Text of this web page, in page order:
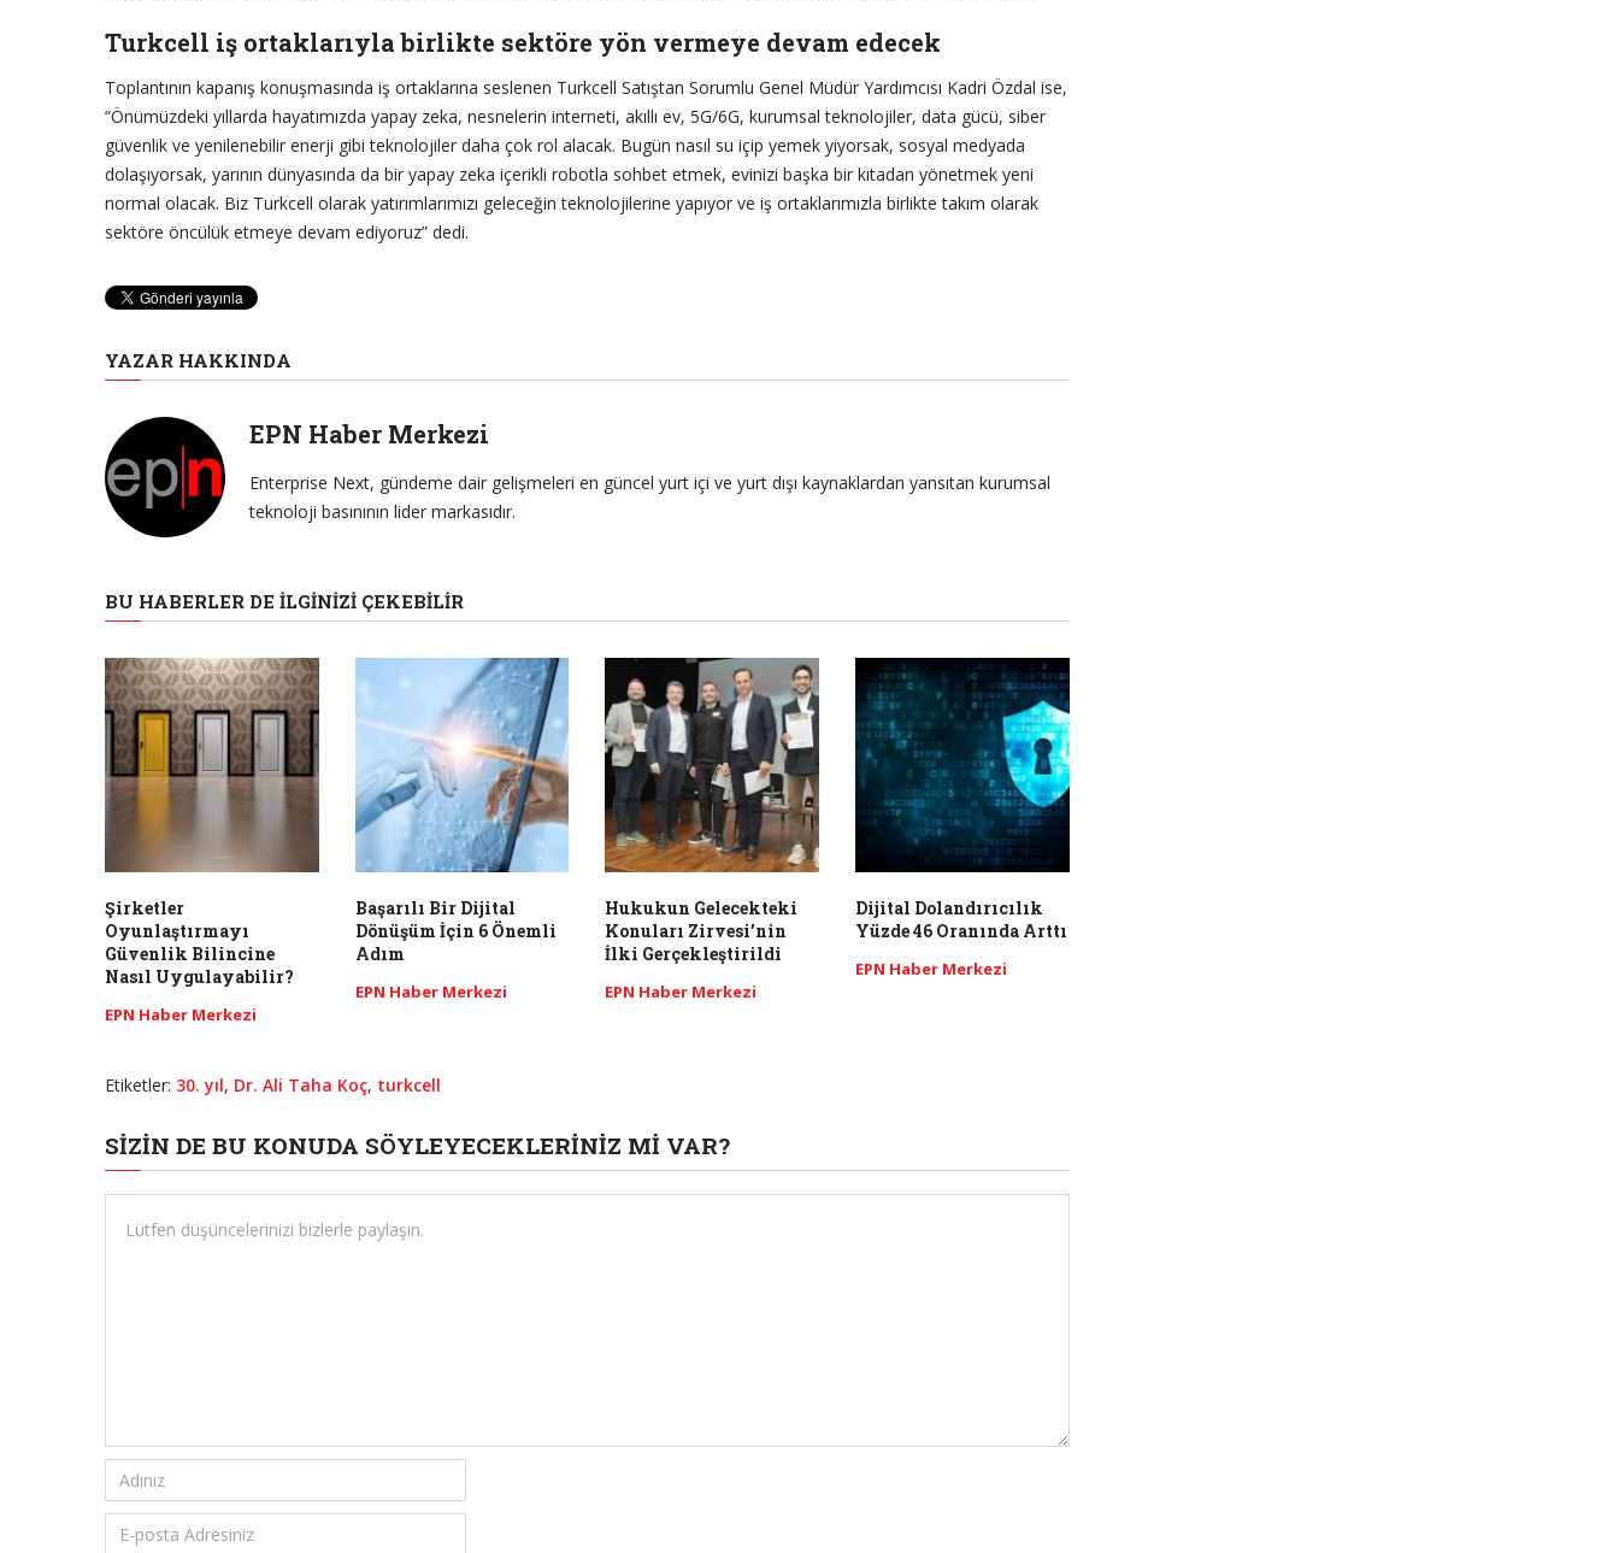
Turkcell iş ortaklarıyla birlikte sektöre yön vermeye devam edecek
Toplantının kapanış konuşmasında iş ortaklarına seslenen Turkcell Satıştan Sorumlu Genel Müdür Yardımcısı Kadri Özdal ise,
“Önümüzdeki yıllarda hayatımızda yapay zeka, nesnelerin interneti, akıllı ev, 5G/6G, kurumsal teknolojiler, data gücü, siber
güvenlik ve yenilenebilir enerji gibi teknolojiler daha çok rol alacak. Bugün nasıl su içip yemek yiyorsak, sosyal medyada
dolaşıyorsak, yarının dünyasında da bir yapay zeka içerikli robotla sohbet etmek, evinizi başka bir kıtadan yönetmek yeni
normal olacak. Biz Turkcell olarak yatırımlarımızı geleceğin teknolojilerine yapıyor ve iş ortaklarımızla birlikte takım olarak
sektöre öncülük etmeye devam ediyoruz” dedi.
YAZAR HAKKINDA
EPN Haber Merkezi
Enterprise Next, gündeme dair gelişmeleri en güncel yurt içi ve yurt dışı kaynaklardan yansıtan kurumsal
teknoloji basınının lider markasıdır.
BU HABERLER DE İLGINIZI ÇEKEBILIR
Şirketler
Oyunlaştırmayı
Güvenlik Bilincine
Nasıl Uygulayabilir?
EPN Haber Merkezi
Başarılı Bir Dijital
Dönüşüm İçin 6 Önemli
Adım
EPN Haber Merkezi
Hukukun Gelecekteki
Konuları Zirvesi’nin
İlki Gerçekleştirildi
EPN Haber Merkezi
Dijital Dolandırıcılık
Yüzde 46 Oranında Arttı
EPN Haber Merkezi
Etiketler: 30. yıl, Dr. Ali Taha Koç, turkcell
SIZIN DE BU KONUDA SÖYLEYECEKLERINIZ MI VAR?